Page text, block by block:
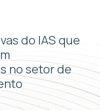
do IAS que
no setor de